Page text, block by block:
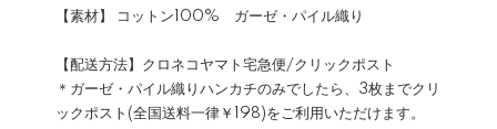
【素材】 コットン100% ガーゼ・パイル織り
【配送方法】クロネコヤマト宅急便/クリックポスト
＊ガーゼ・パイル織りハンカチのみでしたら、3枚までクリ
ックポスト(全国送料一律￥198)をご利用いただけます。